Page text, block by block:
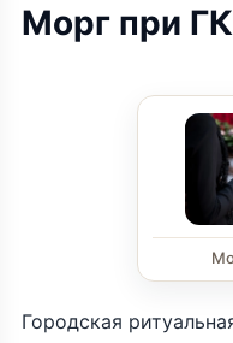
Морг при
Городская